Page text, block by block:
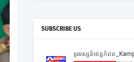
SUBSCRIBE US